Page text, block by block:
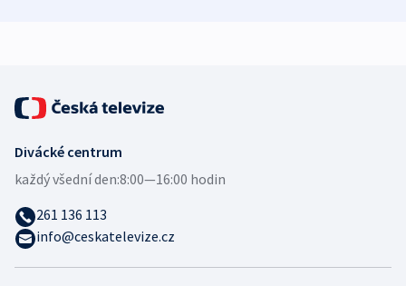
Divácké centrum
každý všední den:8:00—16:00 hodin
261 136 113
info@ceskatelevize.cz